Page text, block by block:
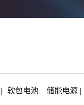
| 软包电池 | 储能电源 |